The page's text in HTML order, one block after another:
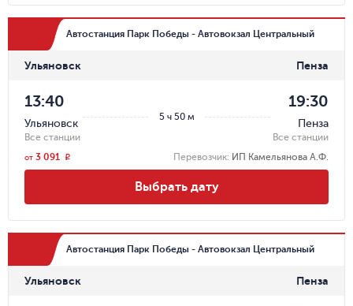
Автостанция Парк Победы - Автовокзал Центральный
Ульяновск Пенза
5 ч 50 м
13:40
Ульяновск
Все станции
19:30
Пенза
Все станции
Перевозчик: ИП Камельянова А.Ф.
от 3 091 r
Выбрать дату
Автостанция Парк Победы - Автовокзал Центральный
Ульяновск Пенза